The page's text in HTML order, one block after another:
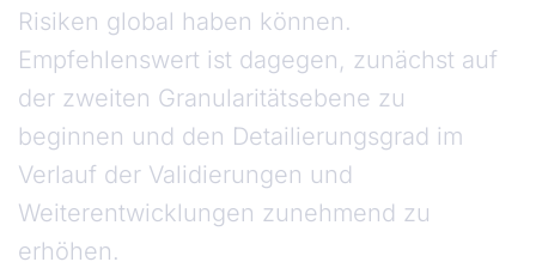
Risiken global haben können.
Empfehlenswert ist dagegen, zunächst auf
der zweiten Granularitätsebene zu
beginnen und den Detailierungsgrad im
Verlauf der Validierungen und
Weiterentwicklungen zunehmend zu
erhöhen.